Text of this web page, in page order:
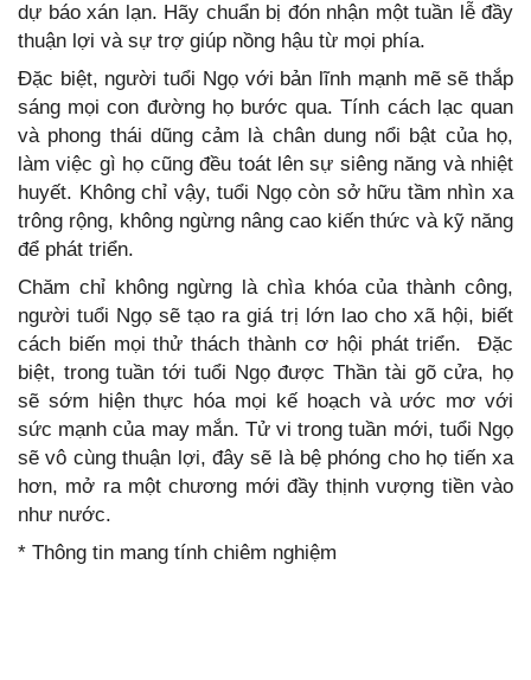
dự báo xán lạn. Hãy chuẩn bị đón nhận một tuần lễ đầy
thuận lợi và sự trợ giúp nồng hậu từ mọi phía.
Đặc biệt, người tuổi Ngọ với bản lĩnh mạnh mẽ sẽ thắp
sáng mọi con đường họ bước qua. Tính cách lạc quan
và phong thái dũng cảm là chân dung nổi bật của họ,
làm việc gì họ cũng đều toát lên sự siêng năng và nhiệt
huyết. Không chỉ vậy, tuổi Ngọ còn sở hữu tầm nhìn xa
trông rộng, không ngừng nâng cao kiến thức và kỹ năng
để phát triển.
Chăm chỉ không ngừng là chìa khóa của thành công,
người tuổi Ngọ sẽ tạo ra giá trị lớn lao cho xã hội, biết
cách biến mọi thử thách thành cơ hội phát triển. Đặc
biệt, trong tuần tới tuổi Ngọ được Thần tài gõ cửa, họ
sẽ sớm hiện thực hóa mọi kế hoạch và ước mơ với
sức mạnh của may mắn. Tử vi trong tuần mới, tuổi Ngọ
sẽ vô cùng thuận lợi, đây sẽ là bệ phóng cho họ tiến xa
hơn, mở ra một chương mới đầy thịnh vượng tiền vào
như nước.
* Thông tin mang tính chiêm nghiệm